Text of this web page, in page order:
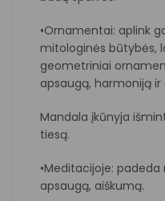
•Ornamentai: aplink
mitologinės būtybės,
geometriniai
apsaugą, harmoniją ir
Mandala įkūnyja
tiesą.
•Meditacijoje:
apsaugą, aiškumą.